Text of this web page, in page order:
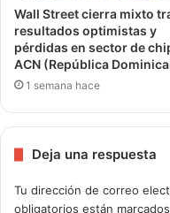
Wall Street cierra mixto
resultados optimistas y
pérdidas en sector de
ACN (República
1 semana hace
Deja una respuesta
Tu dirección de correo
obligatorios están